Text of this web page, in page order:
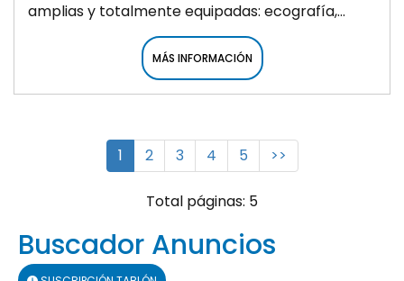
amplias y totalmente equipadas: ecografía,...
MÁS INFORMACIÓN
1 2 3 4 5 >>
Total páginas: 5
Buscador Anuncios